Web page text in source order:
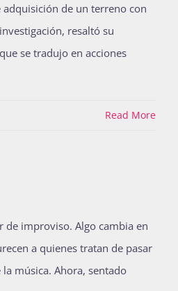
adquisición de un terreno con
resaltó su
se tradujo en acciones
Read More
de improviso. Algo cambia en
a quienes tratan de pasar
música. Ahora, sentado